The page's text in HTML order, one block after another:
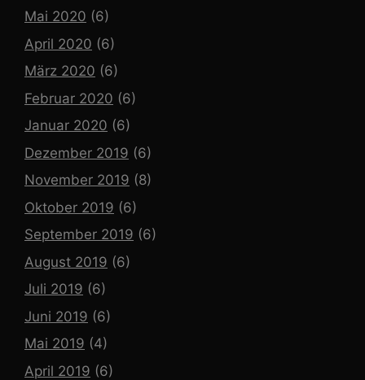
Mai 2020 (6)
April 2020 (6)
März 2020 (6)
Februar 2020 (6)
Januar 2020 (6)
Dezember 2019 (6)
November 2019 (8)
Oktober 2019 (6)
September 2019 (6)
August 2019 (6)
Juli 2019 (6)
Juni 2019 (6)
Mai 2019 (4)
April 2019 (6)